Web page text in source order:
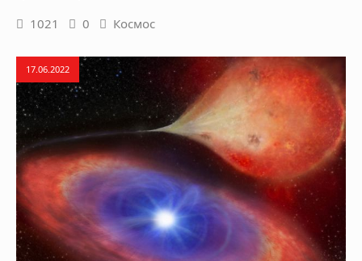
1021 0 Космос
17.06.2022